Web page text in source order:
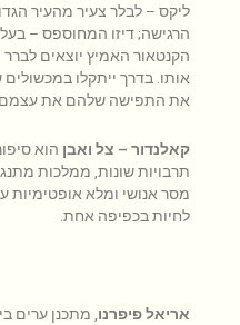
ליקס – לבלר צעיר מהעיר
הרגישה; דיזו המחוספס –
הקנטאור האמיץ יוצאים
אותו. בדרך ייתקלו
את התפישה שלהם את עצמם.
קאלנדור – צל ואבן הוא
תרבויות שונות, ממלכות
מסר אנושי ומלא אופטימיות
לחיות בכפיפה אחת.
אריאל פיפרנו , מתכנן ערים